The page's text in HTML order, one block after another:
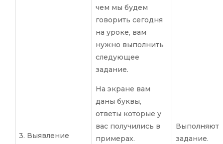
3. Выявление
чем мы будем
говорить сегодня
на уроке, вам
нужно выполнить
следующее
задание.
На экране вам
даны буквы,
ответы которые у
вас получились в
примерах.
Выполняют
задание.